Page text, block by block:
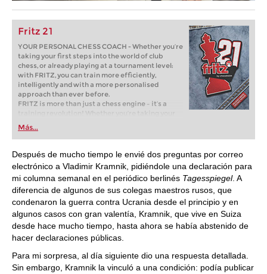
Fritz 21
YOUR PERSONAL CHESS COACH - Whether you’re
taking your first steps into the world of club
chess, or already playing at a tournament level:
with FRITZ, you can train more efficiently,
intelligently and with a more personalised
approach than ever before.
FRITZ is more than just a chess engine – it’s a
training revolution! Whether you’re taking your
first steps into the world of club chess, or already
playing at a tournament level: with FRITZ, you can
train more efficiently, intelligently and with a
more personalised approach than ever before.
Más...
Después de mucho tiempo le envié dos preguntas por correo
electrónico a Vladimir Kramnik, pidiéndole una declaración para
mi columna semanal en el periódico berlinés Tagesspiegel. A
diferencia de algunos de sus colegas maestros rusos, que
condenaron la guerra contra Ucrania desde el principio y en
algunos casos con gran valentía, Kramnik, que vive en Suiza
desde hace mucho tiempo, hasta ahora se había abstenido de
hacer declaraciones públicas.
Para mi sorpresa, al día siguiente dio una respuesta detallada.
Sin embargo, Kramnik la vinculó a una condición: podía publicar